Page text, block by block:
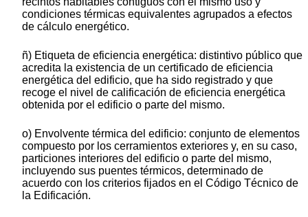
condiciones térmicas equivalentes agrupados a efectos
de cálculo energético.
ñ) Etiqueta de eficiencia energética: distintivo público que
acredita la existencia de un certificado de eficiencia
energética del edificio, que ha sido registrado y que
recoge el nivel de calificación de eficiencia energética
obtenida por el edificio o parte del mismo.
o) Envolvente térmica del edificio: conjunto de elementos
compuesto por los cerramientos exteriores y, en su caso,
particiones interiores del edificio o parte del mismo,
incluyendo sus puentes térmicos, determinado de
acuerdo con los criterios fijados en el Código Técnico de
la Edificación.